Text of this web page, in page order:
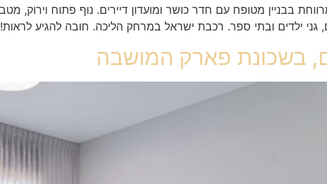
ילדים ובתי ספר. רכבת ישראל במרחק הליכה. חובה להגיע לראות!